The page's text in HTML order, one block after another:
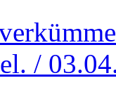
/